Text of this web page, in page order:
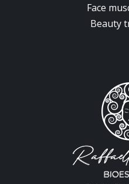
Face
Beauty